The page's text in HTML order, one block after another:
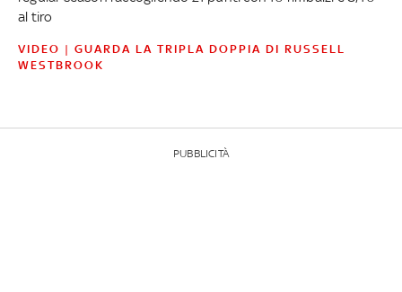
al tiro
VIDEO | GUARDA LA TRIPLA DOPPIA DI RUSSELL
WESTBROOK
PUBBLICITÀ